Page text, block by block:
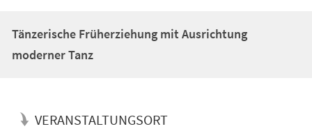
Tänzerische Früherziehung mit Ausrichtung
moderner Tanz
VERANSTALTUNGSORT